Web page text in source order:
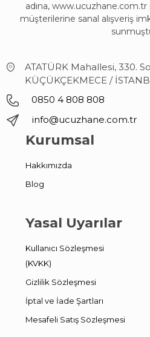
adına,
müşterilerine sanal alışveriş
ATATÜRK Mahallesi, 330.
KÜÇÜKÇEKMECE /
0850 4 808 808
info@ucuzhane.com.tr
Kurumsal
Hakkımızda
Blog
Yasal Uyarılar
Kullanıcı Sözleşmesi
(KVKK)
Gizlilik Sözleşmesi
İptal ve İade Şartları
Mesafeli Satış Sözleşmesi